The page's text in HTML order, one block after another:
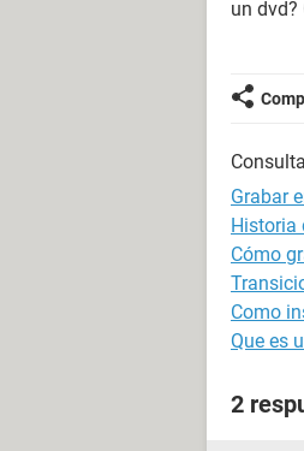
un dvd?
Grabar
Historia
Cómo
Como
Que es
2